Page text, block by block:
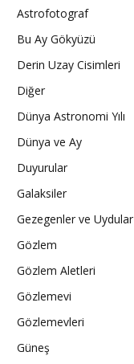
Astrofotograf
Bu Ay Gökyüzü
Derin Uzay Cisimleri
Diğer
Dünya Astronomi Yılı
Dünya ve Ay
Duyurular
Galaksiler
Gezegenler ve Uydular
Gözlem
Gözlem Aletleri
Gözlemevi
Gözlemevleri
Güneş